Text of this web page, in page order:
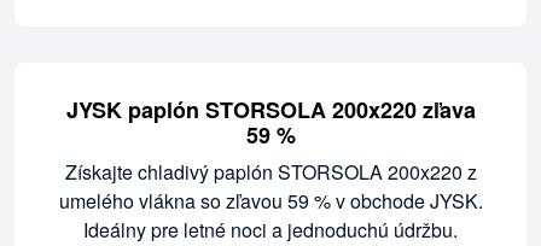
JYSK paplón STORSOLA 200x220 zľava
59 %
Získajte chladivý paplón STORSOLA 200x220 z
umelého vlákna so zľavou 59 % v obchode JYSK.
Ideálny pre letné noci a jednoduchú údržbu.